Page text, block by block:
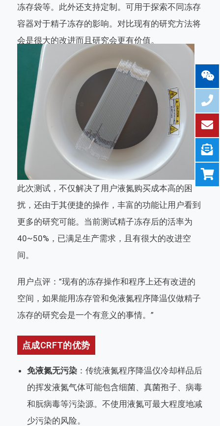
冻存袋等。此外还支持定制。可用于探索不同冻存
容器对于精子冻存的影响。对比现有的研究方法将
会是很大的改进而且研究会更有价值。
此次测试，不仅解决了用户液氮购买成本高的困
扰，还由于其便捷的操作，丰富的功能让用户看到
更多的研究可能。当前测试精子冻存后的活率为
40~50%，已满足生产需求，且有很大的改进空
间。
用户点评：”现有的冻存操作和程序上还有改进的
空间，如果能用冻存管和免液氮程序降温仪做精子
冻存的研究会是一个有意义的事情。”
点成CRFT的优势
免液氮无污染 ：传统液氮程序降温仪冷却样品后
的挥发液氮气体可能包含细菌、真菌孢子、病毒
和朊病毒等污染源。不使用液氮可最大程度地减
少污染的风险。